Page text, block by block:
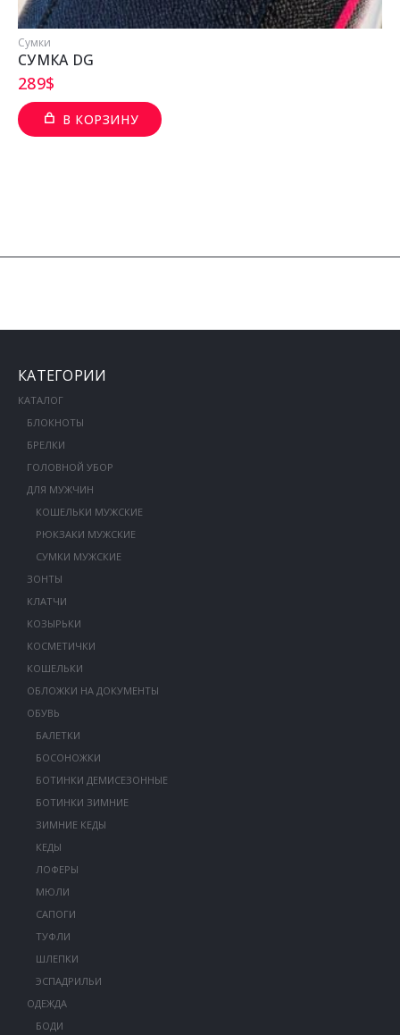
Сумки
СУМКА DG
289$
В КОРЗИНУ
КАТЕГОРИИ
КАТАЛОГ
БЛОКНОТЫ
БРЕЛКИ
ГОЛОВНОЙ УБОР
ДЛЯ МУЖЧИН
КОШЕЛЬКИ МУЖСКИЕ
РЮКЗАКИ МУЖСКИЕ
СУМКИ МУЖСКИЕ
ЗОНТЫ
КЛАТЧИ
КОЗЫРЬКИ
КОСМЕТИЧКИ
КОШЕЛЬКИ
ОБЛОЖКИ НА ДОКУМЕНТЫ
ОБУВЬ
БАЛЕТКИ
БОСОНОЖКИ
БОТИНКИ ДЕМИСЕЗОННЫЕ
БОТИНКИ ЗИМНИЕ
ЗИМНИЕ КЕДЫ
КЕДЫ
ЛОФЕРЫ
МЮЛИ
САПОГИ
ТУФЛИ
ШЛЕПКИ
ЭСПАДРИЛЬИ
ОДЕЖДА
БОДИ